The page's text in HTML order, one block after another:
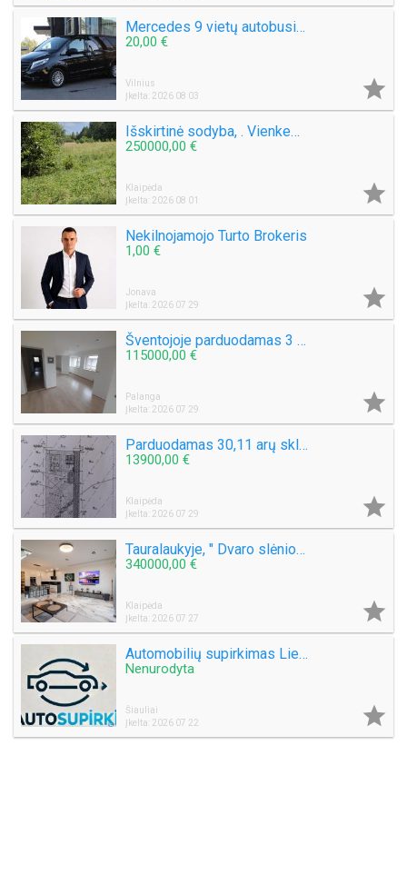
Mercedes 9 vietų autobusiuko nuoma su vairuotoju, pigiai, greitai, saugiai. Mikroautobuso Mercedes Benz Vito nuoma 8 sėdimos vietos be vairuotojo, bet kuriuo paros metu, paėmimas, nuvežimas kur tik Jums reikia Vilniuje ar visoje Lietuvoje ar užsienyje, ko
20,00 €
Vilnius
Įkelta: 2026 08 03

Išskirtinė sodyba, . Vienkemis. Apsodinta ąžuolais, beržais, spygliuočiais.
250000,00 €
Klaipėda
Įkelta: 2026 08 01

Nekilnojamojo Turto Brokeris
1,00 €
Jonava
Įkelta: 2026 07 29

Šventojoje parduodamas 3 kambarių 50 kv.m. Butas Mokyklos g.
115000,00 €
Palanga
Įkelta: 2026 07 29

Parduodamas 30,11 arų sklypą Šlapšilės km, Žiburių g. 25. Klaipėdos raj.
13900,00 €
Klaipėda
Įkelta: 2026 07 29

Tauralaukyje, " Dvaro slėnio " Medeinos g. Parduodamas kotedžas 113 kv.m. , sklypas 2,5 a .
340000,00 €
Klaipėda
Įkelta: 2026 07 27

Automobilių supirkimas Lietuvoje
Nenurodyta
Šiauliai
Įkelta: 2026 07 22
